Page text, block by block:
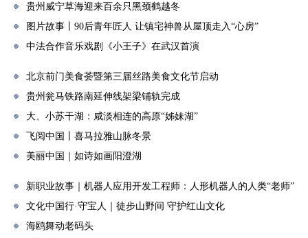
贵州威宁草海迎来百余只黑颈鹤越冬
图片故事丨90后青年匠人 让镇宅神兽从屋顶走入“心房”
中法合作音乐戏剧《小王子》在武汉首演
北京前门美食荟暨第三届丝路美食文化节启动
贵州瓮马铁路南延伸线架梁铺轨完成
大、小苏干湖：咸淡相连的高原“姊妹湖”
飞阅中国丨喜马拉雅山脉冬景
美丽中国｜如诗如画阳澄湖
新职业故事｜机器人应用开发工程师：人形机器人的人类“老师”
文化中国行·守宝人｜徒步山野间 守护红山文化
海鸥舞动老码头